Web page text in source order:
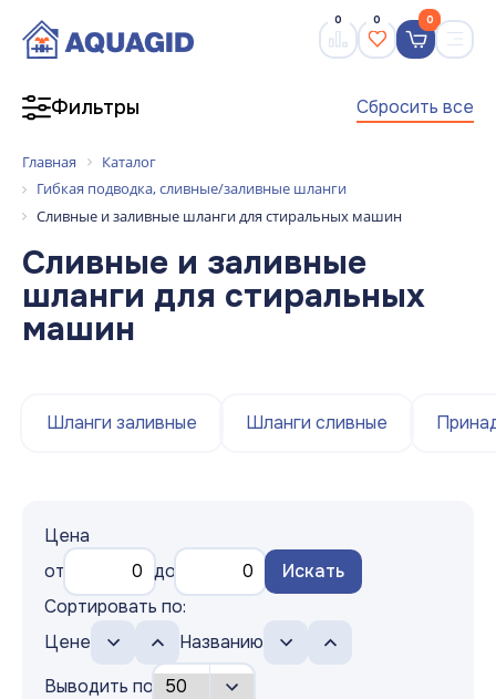
0 0 0
Фильтры Сбросить все
Главная
Каталог
Гибкая подводка, сливные/заливные шланги
Сливные и заливные шланги для стиральных машин
Сливные и заливные
шланги для стиральных
машин
Шланги заливные Шланги сливные
Цена
от
до
Искать
Сортировать по:
Цене
Названию
Выводить по